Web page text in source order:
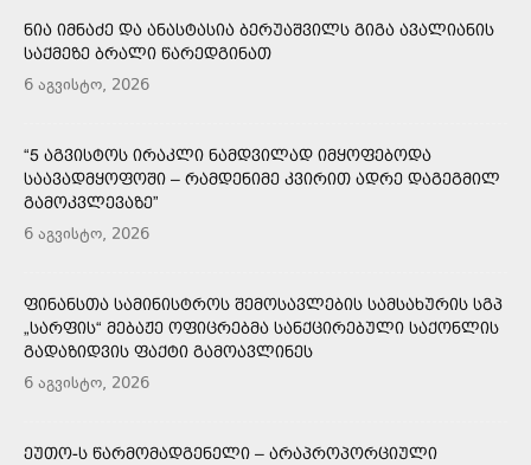
ᲜᲘᲐ ᲘᲛᲜᲐᲫᲔ ᲓᲐ ᲐᲜᲐᲡᲢᲐᲡᲘᲐ ᲑᲔᲠᲣᲐᲨᲕᲘᲚᲡ ᲒᲘᲒᲐ ᲐᲕᲐᲚᲘᲐᲜᲘᲡ
ᲡᲐᲥᲛᲔᲖᲔ ᲑᲠᲐᲚᲘ ᲬᲐᲠᲔᲓᲒᲘᲜᲐᲗ
6 აგვისტო, 2026
“5 ᲐᲒᲕᲘᲡᲢᲝᲡ ᲘᲠᲐᲙᲚᲘ ᲜᲐᲛᲓᲕᲘᲚᲐᲓ ᲘᲛᲧᲝᲤᲔᲑᲝᲓᲐ
ᲡᲐᲐᲕᲐᲓᲛᲧᲝᲤᲝᲨᲘ – ᲠᲐᲛᲓᲔᲜᲘᲛᲔ ᲙᲕᲘᲠᲘᲗ ᲐᲓᲠᲔ ᲓᲐᲒᲔᲒᲛᲘᲚ
ᲒᲐᲛᲝᲙᲕᲚᲔᲕᲐᲖᲔ”
6 აგვისტო, 2026
ᲤᲘᲜᲐᲜᲡᲗᲐ ᲡᲐᲛᲘᲜᲘᲡᲢᲠᲝᲡ ᲨᲔᲛᲝᲡᲐᲕᲚᲔᲑᲘᲡ ᲡᲐᲛᲡᲐᲮᲣᲠᲘᲡ ᲡᲒᲞ
„ᲡᲐᲠᲤᲘᲡ“ ᲛᲔᲑᲐᲟᲔ ᲝᲤᲘᲪᲠᲔᲑᲛᲐ ᲡᲐᲜᲥᲪᲘᲠᲔᲑᲣᲚᲘ ᲡᲐᲥᲝᲜᲚᲘᲡ
ᲒᲐᲓᲐᲖᲘᲓᲕᲘᲡ ᲤᲐᲥᲢᲘ ᲒᲐᲛᲝᲐᲕᲚᲘᲜᲔᲡ
6 აგვისტო, 2026
ᲔᲣᲗᲝ-Ს ᲬᲐᲠᲛᲝᲛᲐᲓᲒᲔᲜᲔᲚᲘ – ᲐᲠᲐᲞᲠᲝᲞᲝᲠᲪᲘᲣᲚᲘ